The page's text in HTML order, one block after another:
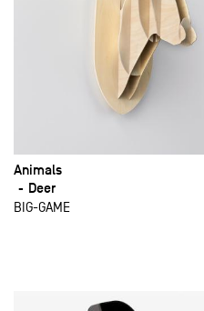
Animals
Deer
BIG-GAME